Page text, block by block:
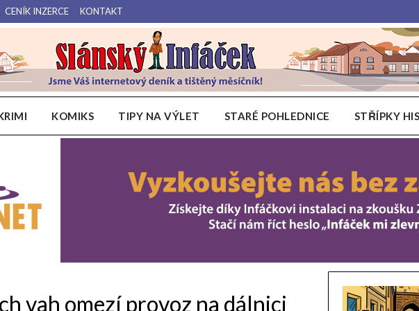
CENÍK INZERCE KONTAKT
Slánský Infáček
Váš internetový deník a tištěný měsíčník pro Slánsko, Kladensko a Lounsko.
KOMIKS TIPY NA VÝLET STARÉ POHLEDNICE STŘÍPKY
vah omezí provoz na dálnici